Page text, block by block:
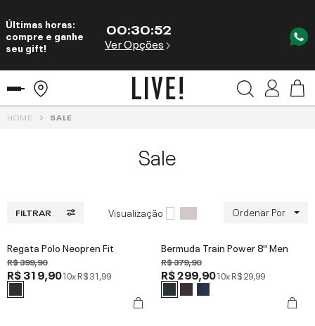
Últimas horas:
compre e ganhe
seu gift!
00:30:52
Ver Opções
HOME SALE
Sale
FILTRAR Visualização Ordenar Por
Regata Polo Neopren Fit
R$ 399,90
R$ 319,9010xR$ 31,99
Bermuda Train Power 8'' Men
R$ 379,90
R$ 299,9010xR$ 29,99